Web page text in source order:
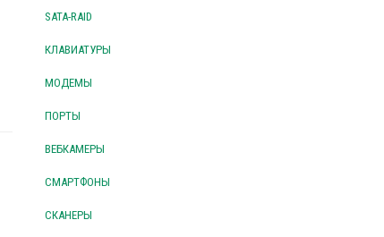
SATA-RAID
КЛАВИАТУРЫ
МОДЕМЫ
ПОРТЫ
ВЕБКАМЕРЫ
СМАРТФОНЫ
СКАНЕРЫ